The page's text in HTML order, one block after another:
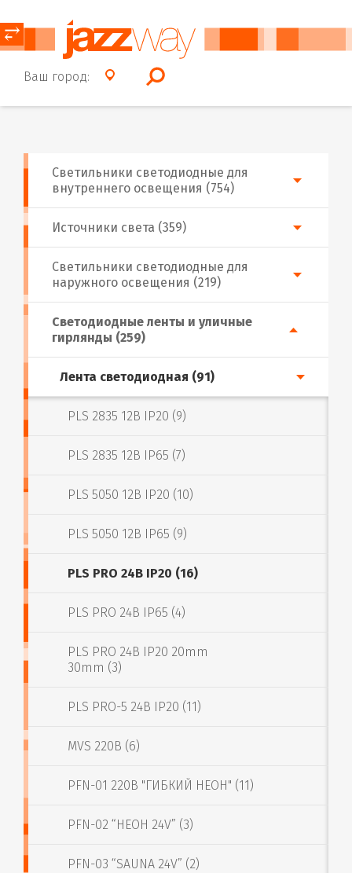
Ваш город:
⥂
Источники света (359)
Светодиодные ленты и уличные
гирлянды (259)
Лента светодиодная (91)
PLS 2835 12В IP20 (9)
PLS 2835 12В IP65 (7)
PLS 5050 12В IP20 (10)
PLS 5050 12В IP65 (9)
PLS PRO 24В IP20 (16)
PLS PRO 24В IP65 (4)
PLS PRO 24В IP20 20mm
30mm (3)
PLS PRO-5 24В IP20 (11)
MVS 220В (6)
PFN-01 220В "ГИБКИЙ НЕОН" (11)
PFN-02 “НЕОН 24V” (3)
PFN-03 “SAUNA 24V” (2)
Светильники светодиодные для
внутреннего освещения (754)
Светильники светодиодные для
наружного освещения (219)